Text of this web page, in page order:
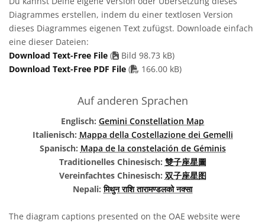
Diagrammes erstellen, indem du einer textlosen Version
dieses Diagrammes eigenen Text zufügst. Downloade einfach
eine dieser Dateien:
Download Text-Free File (
Bild 98.73 kB)
Download Text-Free PDF File ( PDF file
166.00 kB)
Auf anderen Sprachen
Englisch: Gemini Constellation Map
Italienisch: Mappa della Costellazione dei Gemelli
Spanisch: Mapa de la constelación de Géminis
Traditionelles Chinesisch: 雙子座星圖
Vereinfachtes Chinesisch: 双子座星图
Nepali:मिथुन राशि तारामण्डलको नक्सा
The diagram captions presented on the OAE website were